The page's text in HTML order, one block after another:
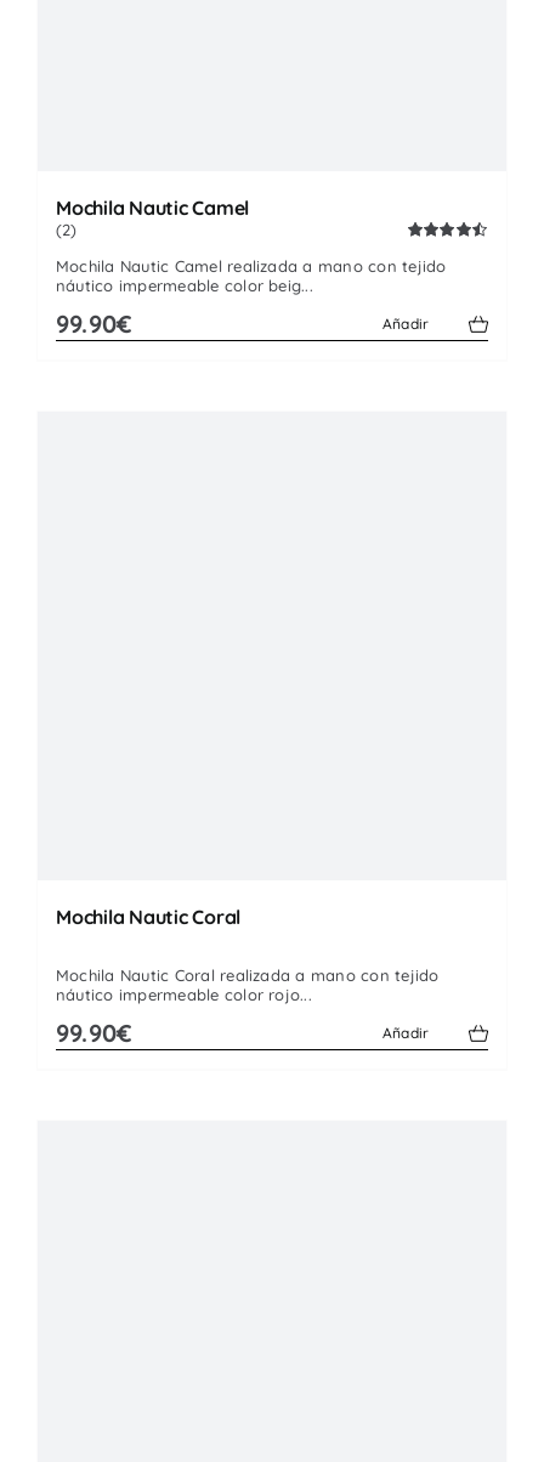
Mochila Nautic Camel
con4.50
(2)
Mochila Nautic Camel realizada a mano con tejido
náutico impermeable color beig...
99.90€ Añadir
Mochila Nautic Coral
Mochila Nautic Coral realizada a mano con tejido
náutico impermeable color rojo...
99.90€ Añadir